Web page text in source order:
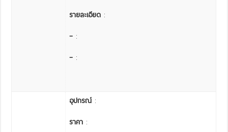
รายละเอียด :
– :
– :
อุปกรณ์:
ราคา :